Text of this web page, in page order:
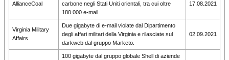
AllianceCoal
carbone negli Stati Uniti orientali, tra cui oltre
180.000 e-mail.
17.08.2021
Virginia Military
Affairs
Due gigabyte di e-mail violate dal Dipartimento
degli affari militari della Virginia e rilasciate sul
darkweb dal gruppo Marketo.
02.09.2021
100 gigabyte dal gruppo globale Shell di aziende